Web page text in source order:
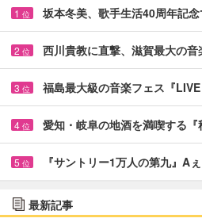
1 位 坂本冬美、歌手生活40周年記
2 位 西川貴教に直撃、滋賀最大の
3 位 福島最大級の音楽フェス『
4 位 愛知・岐阜の地酒を満喫する
5 位 『サントリー1万人の第九』
最新記事